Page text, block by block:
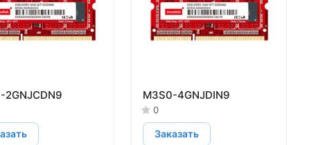
2GNJCDN9 M3S0-4GNJDIN9
0
Заказать